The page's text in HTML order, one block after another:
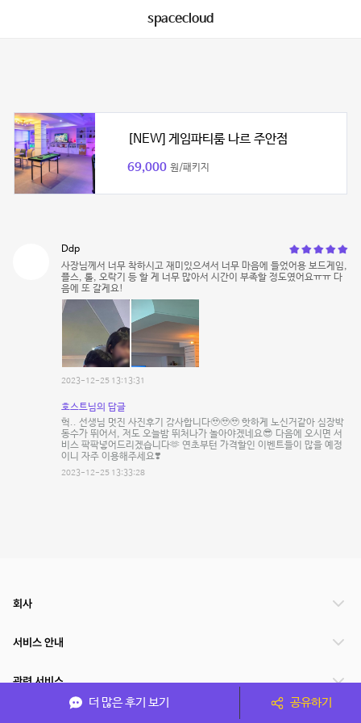
spacecloud
[NEW] 게임파티룸 나르 주안점
69,000 원/패키지
Ddp
사장님께서 너무 착하시고 재미있으셔서 너무 마음에 들었어용 보드게임,
플스, 롤, 오락기 등 할 게 너무 많아서 시간이 부족할 정도였어요ㅠㅠ 다
음에 또 갈게요!
2023-12-25 13:13:31
호스트님의 답글
헉.. 선생님 멋진 사진후기 감사합니다🥹🥹🥹 핫하게 노신거같아 심장박
동수가 뛰어서, 저도 오늘밤 뛰처나가 놀아야겠네요😎 다음에 오시면 서
비스 팍팍넣어드리겠습니다🫶 연초부턴 가격할인 이벤트들이 많을 예정
이니 자주 이용해주세요❣️
2023-12-25 13:33:28
더 많은 후기 보기 공유하기
회사
서비스 안내
관련 서비스